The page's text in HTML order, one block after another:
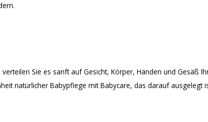
Sie es sanft auf Gesicht, Körper, Händen und Gesäß
natürlicher Babypflege mit Babycare, das darauf